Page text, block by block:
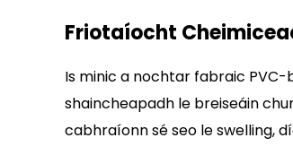
Friotaíocht
Is minic a nochtar fabraic
shaincheapadh le breiseáin
cabhraíonn sé seo le swelling,